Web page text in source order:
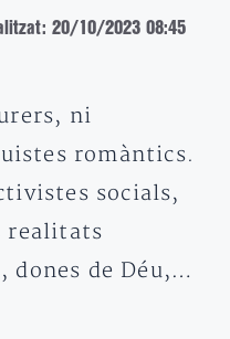
20/10/2023 08:45
ni
romàntics.
socials,
realitats
dones de Déu,…